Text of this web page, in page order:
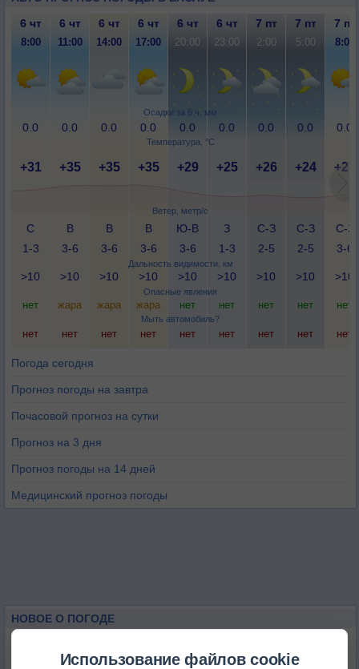
Осадки за 6 ч, мм
Температура, °C
Ветер, метр/с
Дальность видимости, км
Опасные явления
Мыть автомобиль?
6 чт 6 чт 6 чт 6 чт 6 чт 6 чт 7 пт 7 пт 7 пт
8:00 11:00 14:00 17:00 20:00 23:00 2:00 5:00 8:00
0.0 0.0 0.0 0.0 0.0 0.0 0.0 0.0 0.0
+31 +35 +35 +35 +29 +25 +26 +24 +27
С
1-3
В
3-6
В
3-6
В
3-6
Ю-В
3-6
З
1-3
С-З
2-5
С-З
2-5
С-З
3-6
>10 >10 >10 >10 >10 >10 >10 >10 >10
нет жара жара жара нет нет нет нет нет
нет нет нет нет нет нет нет нет нет
Погода сегодня
Прогноз погоды на завтра
Почасовой прогноз на сутки
Прогноз на 3 дня
Прогноз погоды на 14 дней
Медицинский прогноз погоды
НОВОЕ О ПОГОДЕ
историю
Использование файлов cookie